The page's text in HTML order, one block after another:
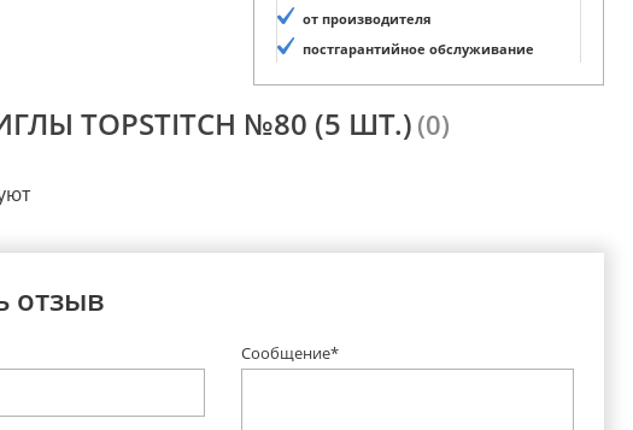
от производителя
постгарантийное обслуживание
TOPSTITCH №80 (5 ШТ.) (0)
отзыв
Сообщение*